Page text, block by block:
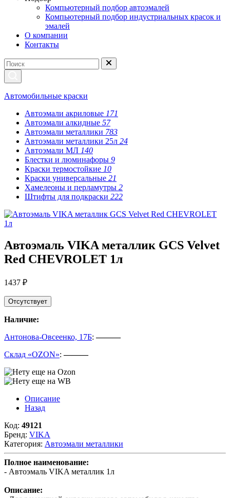
Компьютерный подбор автоэмалей
Компьютерный подбор индустриальных красок и
эмалей
О компании
Контакты
Автомобильные краски
Автоэмали акриловые 171
Автоэмали алкидные 57
Автоэмали металлики 783
Автоэмали металлики 25л 24
Автоэмали МЛ 140
Блестки и люминафоры 9
Краски термостойкие 10
Краски универсальные 21
Хамелеоны и перламутры 2
Штифты для подкраски 222
Автоэмаль VIKA металлик GCS Velvet
Red CHEVROLET 1л
1437 ₽
Отсутствует
Наличие:
Антонова-Овсеенко, 17Б:———
Склад «OZON»:———
Описание
Назад
Код: 49121
Бренд: VIKA
Категория: Автоэмали металлики
Полное наименование:
- Автоэмаль VIKA металлик 1л
Описание: